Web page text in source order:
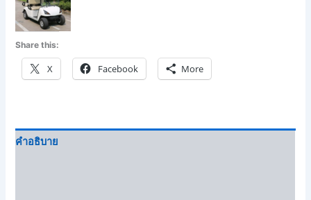
Share this:
X Facebook More
คำอธิบาย